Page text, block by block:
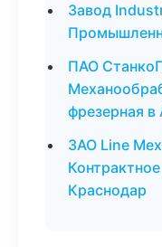
Завод
ПАО
фрезерная в
ЗАО Line
Краснодар